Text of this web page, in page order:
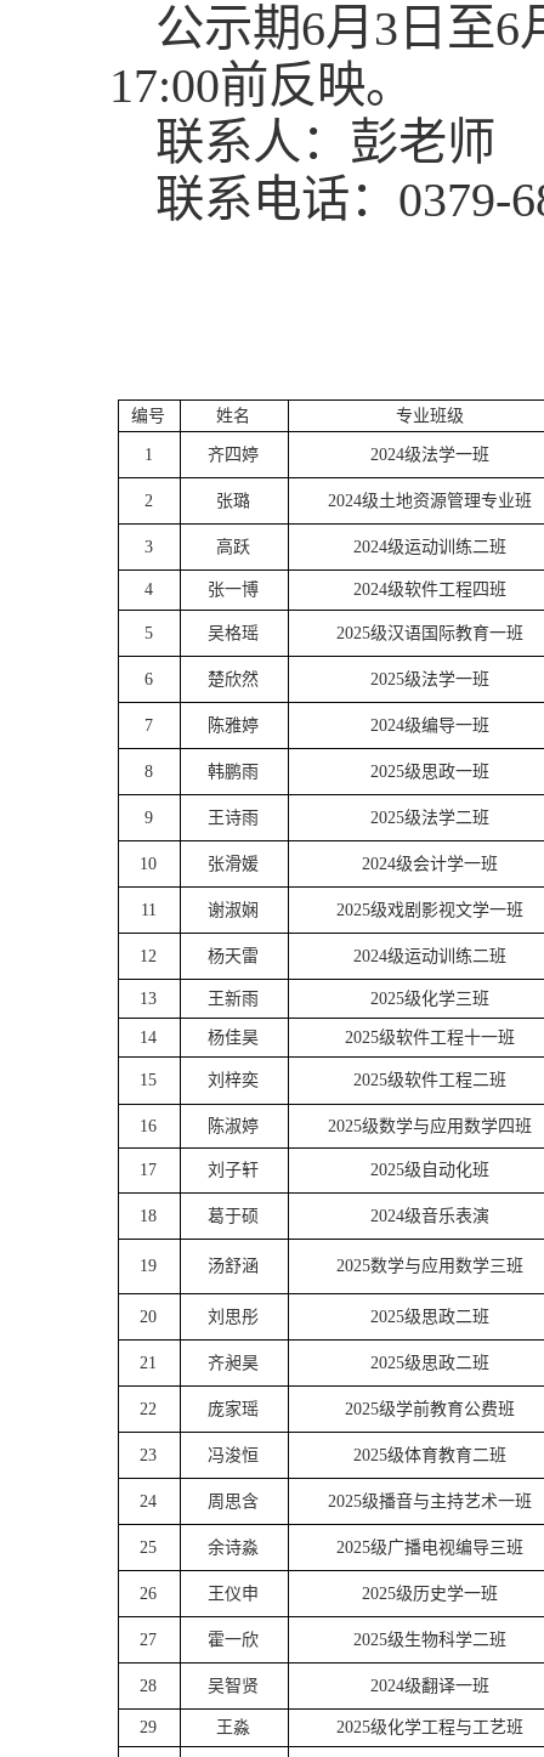
公示期6月3日至6
17:00前反映。
联系人：彭老师
联系电话：0379-
编号 姓名 专业班级
1 齐四婷 2024级法学一班
2 张璐 2024级土地资源管理专业班
3 高跃 2024级运动训练二班
4 张一博 2024级软件工程四班
5 吴格瑶 2025级汉语国际教育一班
6 楚欣然 2025级法学一班
7 陈雅婷 2024级编导一班
8 韩鹏雨 2025级思政一班
9 王诗雨 2025级法学二班
10 张滑媛 2024级会计学一班
11 谢淑娴 2025级戏剧影视文学一班
12 杨天雷 2024级运动训练二班
13 王新雨 2025级化学三班
14 杨佳昊 2025级软件工程十一班
15 刘梓奕 2025级软件工程二班
16 陈淑婷 2025级数学与应用数学四班
17 刘子轩 2025级自动化班
18 葛于硕 2024级音乐表演
19 汤舒涵 2025数学与应用数学三班
20 刘思彤 2025级思政二班
21 齐昶昊 2025级思政二班
22 庞家瑶 2025级学前教育公费班
23 冯浚恒 2025级体育教育二班
24 周思含 2025级播音与主持艺术一班
25 余诗淼 2025级广播电视编导三班
26 王仪申 2025级历史学一班
27 霍一欣 2025级生物科学二班
28 吴智贤 2024级翻译一班
29 王淼 2025级化学工程与工艺班